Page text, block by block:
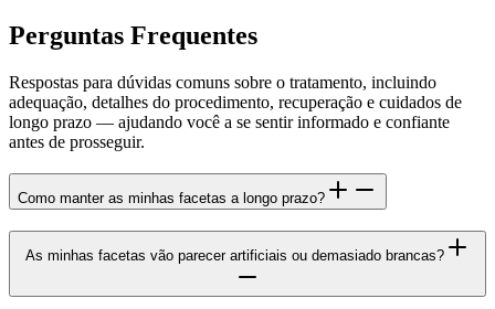
Perguntas Frequentes
Respostas para dúvidas comuns sobre o tratamento, incluindo
adequação, detalhes do procedimento, recuperação e cuidados de
longo prazo — ajudando você a se sentir informado e confiante
antes de prosseguir.
Como manter as minhas facetas a longo prazo?
As minhas facetas vão parecer artificiais ou demasiado brancas?